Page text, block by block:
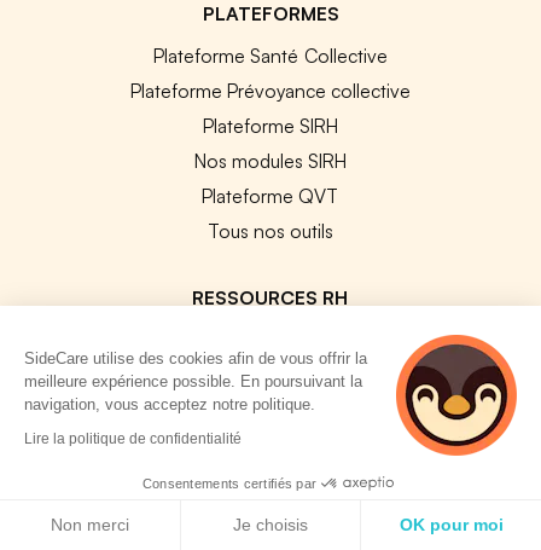
PLATEFORMES
Plateforme Santé Collective
Plateforme Prévoyance collective
Plateforme SIRH
Nos modules SIRH
Plateforme QVT
Tous nos outils
RESSOURCES RH
Notre Blog
Modèles de documents
Guides Entreprises
Les codes APE / NAF
Base des métiers
SideCare utilise des cookies afin de vous offrir la
meilleure expérience possible. En poursuivant la
navigation, vous acceptez notre politique.
Lire la politique de confidentialité
Consentements certifiés par
Non merci Je choisis OK pour moi